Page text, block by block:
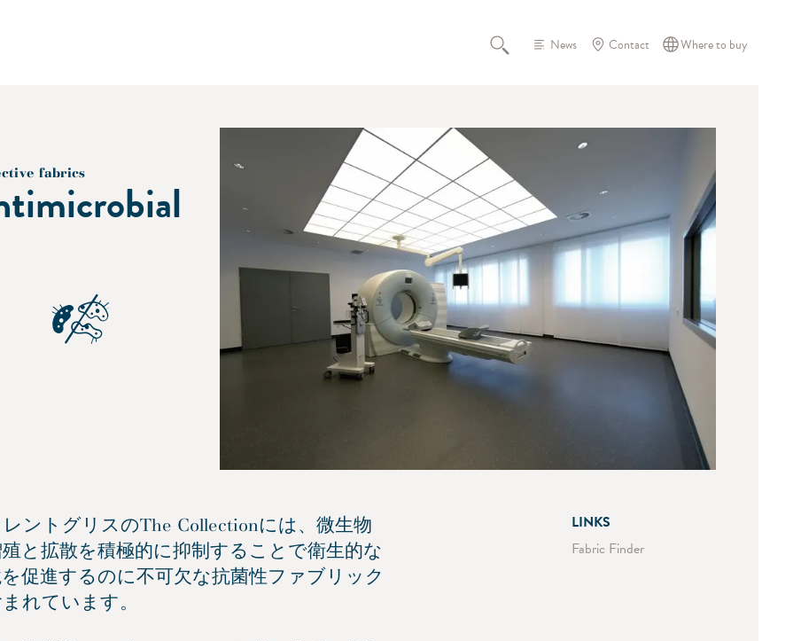
News Contact Where to buy
fabrics
ントグリスのThe Collectionには、微生物
と拡散を積極的に抑制することで衛生的な
促進するのに不可欠な抗菌性ファブリック
れています。
LINKS
Fabric Finder